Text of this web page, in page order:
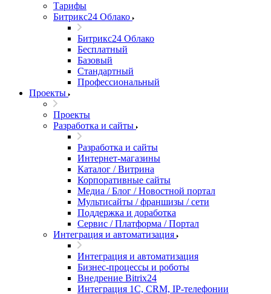
Тарифы
Битрикс24 Облако
Битрикс24 Облако
Бесплатный
Базовый
Стандартный
Профессиональный
Проекты
Проекты
Разработка и сайты
Разработка и сайты
Интернет-магазины
Каталог / Витрина
Корпоративные сайты
Медиа / Блог / Новостной портал
Мультисайты / франшизы / сети
Поддержка и доработка
Сервис / Платформа / Портал
Интеграция и автоматизация
Интеграция и автоматизация
Бизнес-процессы и роботы
Внедрение Bitrix24
Интеграция 1С, CRM, IP-телефонии